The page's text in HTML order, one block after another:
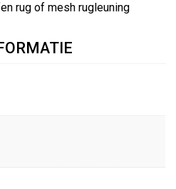
rug of mesh rugleuning